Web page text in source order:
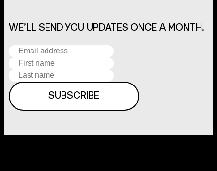
WE’LL SEND YOU UPDATES ONCE A MONTH.